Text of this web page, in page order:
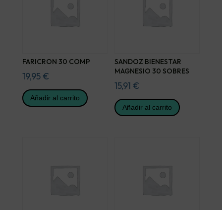
FARICRON 30 COMP
19,95 €
Añadir al carrito
SANDOZ BIENESTAR
MAGNESIO 30 SOBRES
15,91 €
Añadir al carrito